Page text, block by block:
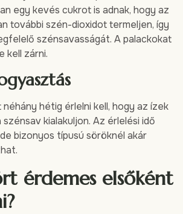
egy kevés cukrot is adnak, hogy az
további szén-dioxidot termeljen, így
szénsavasságát. A palackokat
kell zárni.
hétig érlelni kell, hogy az ízek
kialakuljon. Az érlelési idő
bizonyos típusú söröknél akár
érdemes elsőként